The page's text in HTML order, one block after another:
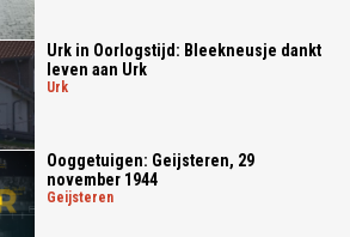
Urk in Oorlogstijd: Bleekneusje dankt
leven aan Urk
urk
Ooggetuigen: Geijsteren, 29
november 1944
geijsteren